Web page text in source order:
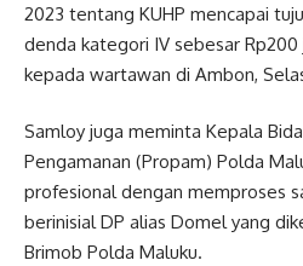
2023 tentang KUHP mencapai
denda kategori IV sebesar
kepada wartawan di Ambon,
Samloy juga meminta Kepala
Pengamanan (Propam) Polda
profesional dengan memproses
berinisial DP alias Domel yang
Brimob Polda Maluku.